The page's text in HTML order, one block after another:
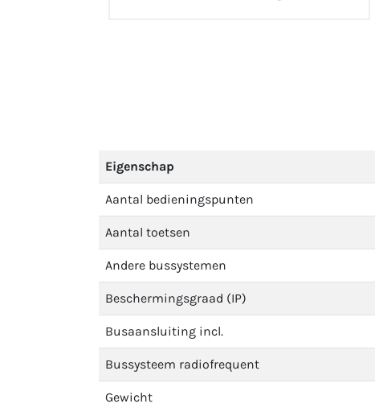
Eigenschap
Aantal bedieningspunten
Aantal toetsen
Andere bussystemen
Beschermingsgraad (IP)
Busaansluiting incl.
Bussysteem radiofrequent
Gewicht